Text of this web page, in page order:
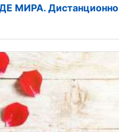
МИРА. Дистанционно